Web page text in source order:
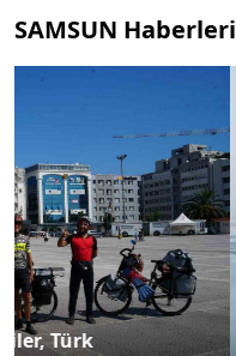
SAMSUN Haberleri